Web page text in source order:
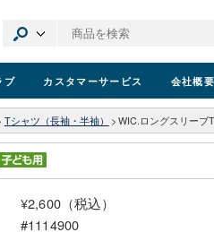
ブ カスタマーサービス 会社概要
Tシャツ（長袖・半袖） > WIC.ロングスリーブ
¥2,600（税込）
#1114900